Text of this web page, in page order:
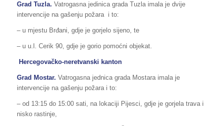
Grad Tuzla. Vatrogasna jedinica grada Tuzla imala je dvije
intervencije na gašenju požara i to:
– u mjestu Brđani, gdje je gorjelo sijeno, te
– u u.l. Cerik 90, gdje je gorio pomoćni objekat.
Hercegovačko-neretvanski kanton
Grad Mostar. Vatrogasna jednica grada Mostara imala je
intervencije na gašenju požara i to:
– od 13:15 do 15:00 sati, na lokaciji Pijesci, gdje je gorjela trava i
nisko rastinje,